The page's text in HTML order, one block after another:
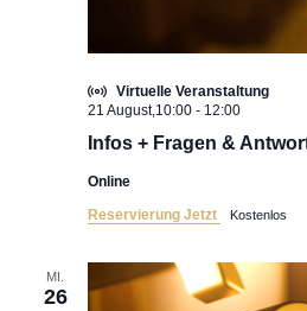
Infos + Fragen &
21 August,10:00- 12:00
Online
Virtuelle Veranstaltung
Reservierung Jetzt Kostenlos
MI.
26